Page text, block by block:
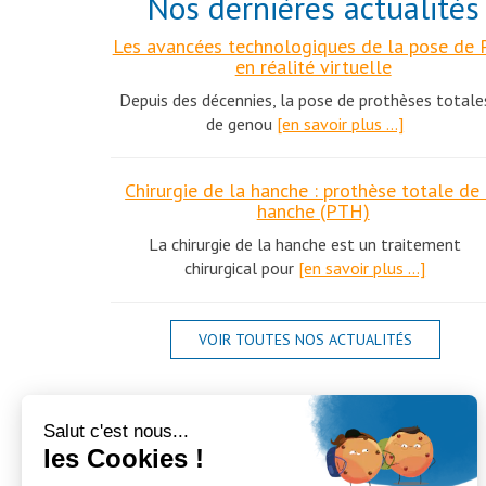
Les avancées technologiques de la pose de
en réalité virtuelle
Depuis des décennies, la pose de prothèses
de genou [en savoir plus …]
Chirurgie de la hanche : prothèse totale de
hanche (PTH)
La chirurgie de la hanche est un traitement
chirurgical pour [en savoir plus …]
VOIR TOUTES NOS ACTUALITÉS